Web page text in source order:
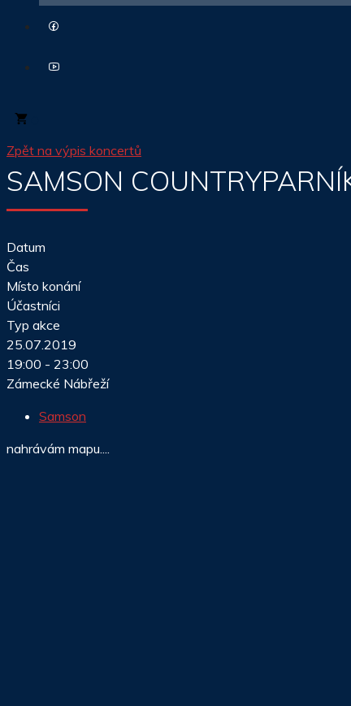
Zpět na výpis koncertů
SAMSON
Datum
Čas
Místo konání
Účastníci
Typ akce
25.07.2019
19:00 - 23:00
Zámecké Nábřeží
Samson
nahrávám mapu....